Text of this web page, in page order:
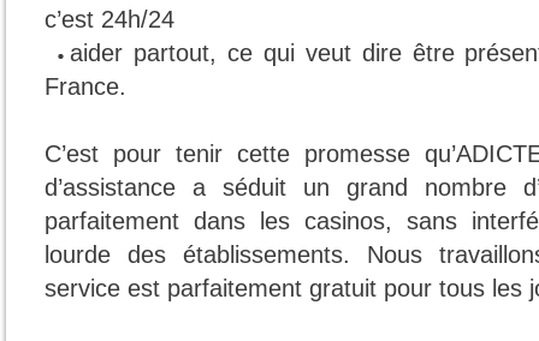
c’est 24h/24
aider partout, ce qui veut dire être
France.
C’est pour tenir cette promesse
d’assistance a séduit un grand nombre
parfaitement dans les casinos, sans
lourde des établissements. Nous
service est parfaitement gratuit pour tous les